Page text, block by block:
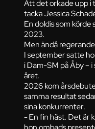
Att det orkade upp i
tacka Jessica
En doldis som
2023.
Men ändå
I september satte
i Dam-SM på Åby –
året.
2026 kom
samma resultat
sina konkurrenter.
- En fin häst. Det är
hon ombads